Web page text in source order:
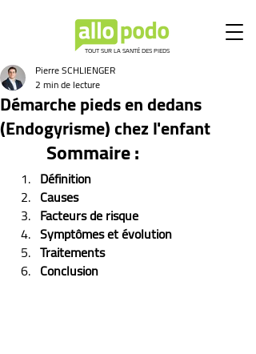
TOUT SUR LA SANTÉ DES PIEDS
Démarche pieds en dedans
(Endogyrisme) chez l'enfant
Pierre SCHLIENGER
2 min de lecture
Sommaire :
Définition
Causes
Facteurs de risque
Symptômes et évolution
Traitements
Conclusion